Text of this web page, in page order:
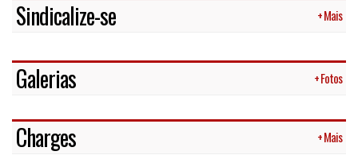
Sindicalize-se + Mais
Galerias + Fotos
Charges + Mais